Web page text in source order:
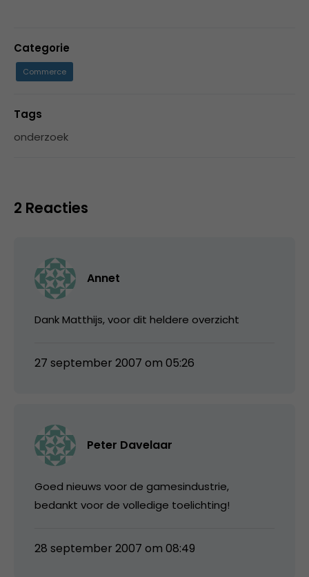
Categorie
Commerce
Tags
onderzoek
2 Reacties
Annet
Dank Matthijs, voor dit heldere overzicht
27 september 2007 om 05:26
Peter Davelaar
Goed nieuws voor de gamesindustrie,
bedankt voor de volledige toelichting!
28 september 2007 om 08:49